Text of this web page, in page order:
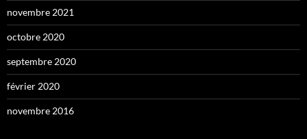
novembre 2021
octobre 2020
septembre 2020
février 2020
novembre 2016